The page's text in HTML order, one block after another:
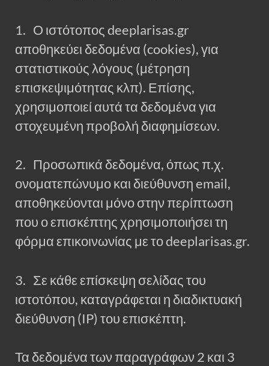
1. Ο ιστότοπος deeplarisas.gr
αποθηκεύει δεδομένα (cookies), για
στατιστικούς λόγους (μέτρηση
επισκεψιμότητας κλπ). Επίσης,
χρησιμοποιεί αυτά τα δεδομένα για
στοχευμένη προβολή διαφημίσεων.
2. Προσωπικά δεδομένα, όπως π.χ.
ονοματεπώνυμο και διεύθυνση email,
αποθηκεύονται μόνο στην περίπτωση
που ο επισκέπτης χρησιμοποιήσει τη
φόρμα επικοινωνίας με το deeplarisas.gr.
3. Σε κάθε επίσκεψη σελίδας του
ιστοτόπου, καταγράφεται η διαδικτυακή
διεύθυνση (IP) του επισκέπτη.
Τα δεδομένα των παραγράφων 2 και 3